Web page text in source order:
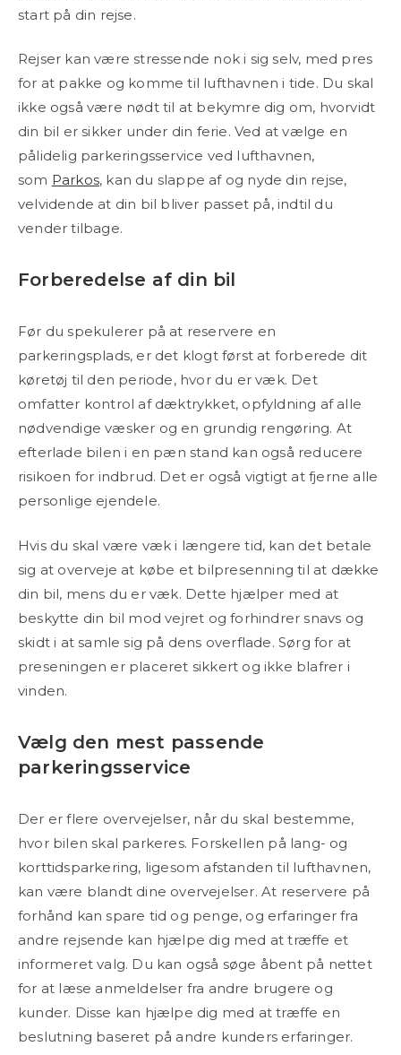
start på din rejse.
Rejser kan være stressende nok i sig selv, med pres
for at pakke og komme til lufthavnen i tide. Du skal
ikke også være nødt til at bekymre dig om, hvorvidt
din bil er sikker under din ferie. Ved at vælge en
pålidelig parkeringsservice ved lufthavnen,
som Parkos, kan du slappe af og nyde din rejse,
velvidende at din bil bliver passet på, indtil du
vender tilbage.
Forberedelse af din bil
Før du spekulerer på at reservere en
parkeringsplads, er det klogt først at forberede dit
køretøj til den periode, hvor du er væk. Det
omfatter kontrol af dæktrykket, opfyldning af alle
nødvendige væsker og en grundig rengøring. At
efterlade bilen i en pæn stand kan også reducere
risikoen for indbrud. Det er også vigtigt at fjerne alle
personlige ejendele.
Hvis du skal være væk i længere tid, kan det betale
sig at overveje at købe et bilpresenning til at dække
din bil, mens du er væk. Dette hjælper med at
beskytte din bil mod vejret og forhindrer snavs og
skidt i at samle sig på dens overflade. Sørg for at
preseningen er placeret sikkert og ikke blafrer i
vinden.
Vælg den mest passende
parkeringsservice
Der er flere overvejelser, når du skal bestemme,
hvor bilen skal parkeres. Forskellen på lang- og
korttidsparkering, ligesom afstanden til lufthavnen,
kan være blandt dine overvejelser. At reservere på
forhånd kan spare tid og penge, og erfaringer fra
andre rejsende kan hjælpe dig med at træffe et
informeret valg. Du kan også søge åbent på nettet
for at læse anmeldelser fra andre brugere og
kunder. Disse kan hjælpe dig med at træffe en
beslutning baseret på andre kunders erfaringer.